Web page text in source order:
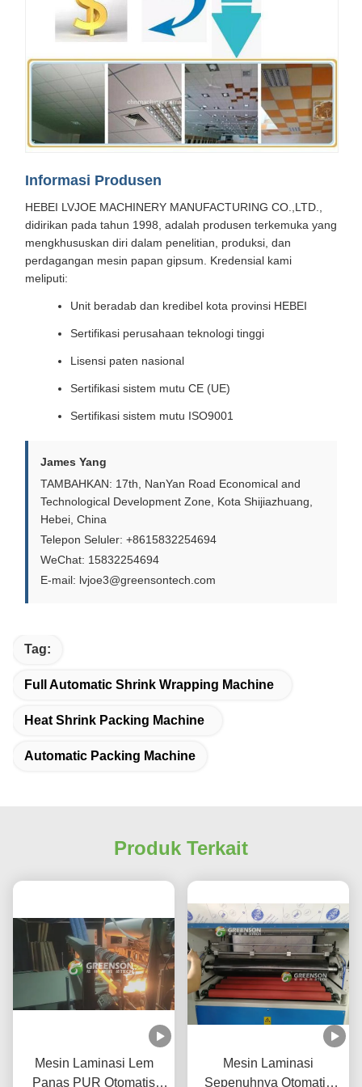
Informasi Produsen
HEBEI LVJOE MACHINERY MANUFACTURING CO.,LTD.,
didirikan pada tahun 1998, adalah produsen terkemuka yang
mengkhususkan diri dalam penelitian, produksi, dan
perdagangan mesin papan gipsum. Kredensial kami
meliputi:
Unit beradab dan kredibel kota provinsi HEBEI
Sertifikasi perusahaan teknologi tinggi
Lisensi paten nasional
Sertifikasi sistem mutu CE (UE)
Sertifikasi sistem mutu ISO9001
James Yang
TAMBAHKAN: 17th, NanYan Road Economical and
Technological Development Zone, Kota Shijiazhuang,
Hebei, China
Telepon Seluler: +8615832254694
WeChat: 15832254694
E-mail: lvjoe3@greensontech.com
Tag:
Full Automatic Shrink Wrapping Machine
Heat Shrink Packing Machine
Automatic Packing Machine
Produk Terkait
Mesin Laminasi Lem
Panas PUR Otomatis
Mesin Laminasi
Sepenuhnya Otomatis